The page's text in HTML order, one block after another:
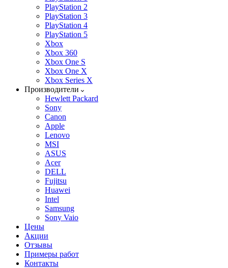
PlayStation 2
PlayStation 3
PlayStation 4
PlayStation 5
Xbox
Xbox 360
Xbox One S
Xbox One X
Xbox Series X
Производители
Hewlett Packard
Sony
Canon
Apple
Lenovo
MSI
ASUS
Acer
DELL
Fujitsu
Huawei
Intel
Samsung
Sony Vaio
Цены
Акции
Отзывы
Примеры работ
Контакты